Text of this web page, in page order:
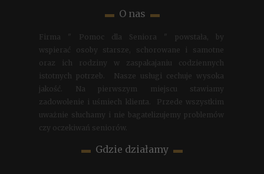
▬ O nas ▬
Firma " Pomoc dla Seniora " powstała, by
wspierać osoby starsze, schorowane i samotne
oraz ich rodziny w zaspakajaniu codziennych
istotnych potrzeb. Nasze usługi cechuje wysoka
jakość. Na pierwszym miejscu stawiamy
zadowolenie i uśmiech klienta. Przede wszystkim
uważnie słuchamy i nie bagatelizujemy problemów
czy oczekiwań seniorów.
▬ Gdzie działamy ▬